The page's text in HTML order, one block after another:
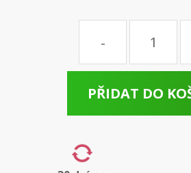
Množství
PŘIDAT DO